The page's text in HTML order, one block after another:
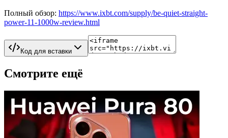
Полный обзор: https://www.ixbt.com/supply/be-quiet-straight-
power-11-1000w-review.html
Код для вставки
Смотрите ещё